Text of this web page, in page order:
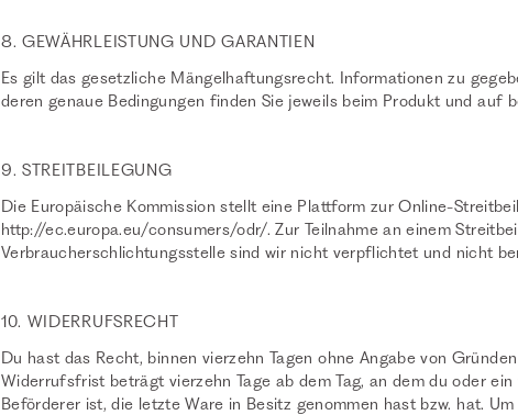
8. GEWÄHRLEISTUNG UND GARANTIEN
Es gilt das gesetzliche Mängelhaftungsrecht. Informationen zu
deren genaue Bedingungen finden Sie jeweils beim Produkt und auf
9. STREITBEILEGUNG
Die Europäische Kommission stellt eine Plattform zur Online-
http://ec.europa.eu/consumers/odr/. Zur Teilnahme an einem
Verbraucherschlichtungsstelle sind wir nicht verpflichtet und nicht
10. WIDERRUFSRECHT
Du hast das Recht, binnen vierzehn Tagen ohne Angabe von
Widerrufsfrist beträgt vierzehn Tage ab dem Tag, an dem du oder
Beförderer ist, die letzte Ware in Besitz genommen hast bzw. hat.